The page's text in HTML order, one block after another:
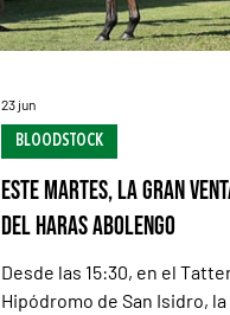
Este martes, la Gran
del Haras Abolengo
Desde las 15:30, en el
Hipódromo de San Isidro,
BLOODSTOCK
23 jun